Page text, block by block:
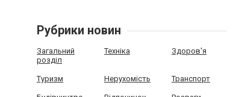
Рубрики новин
Загальний
розділ
Техніка Здоров'я
Туризм Нерухомість Транспорт